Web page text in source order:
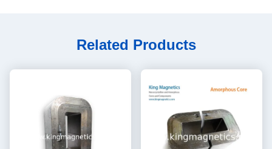
Related Products